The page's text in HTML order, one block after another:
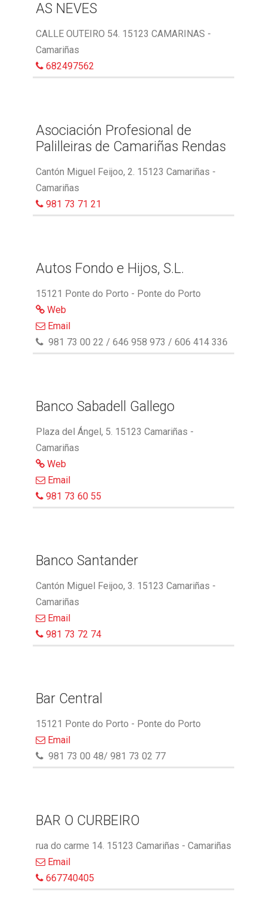
AS NEVES
CALLE OUTEIRO 54. 15123 CAMARINAS -
Camariñas
682497562
Asociación Profesional de
Palilleiras de Camariñas Rendas
Cantón Miguel Feijoo, 2. 15123 Camariñas -
Camariñas
981 73 71 21
Autos Fondo e Hijos, S.L.
15121 Ponte do Porto - Ponte do Porto
Web
Email
981 73 00 22 / 646 958 973 / 606 414 336
Banco Sabadell Gallego
Plaza del Ángel, 5. 15123 Camariñas -
Camariñas
Web
Email
981 73 60 55
Banco Santander
Cantón Miguel Feijoo, 3. 15123 Camariñas -
Camariñas
Email
981 73 72 74
Bar Central
15121 Ponte do Porto - Ponte do Porto
Email
981 73 00 48/ 981 73 02 77
BAR O CURBEIRO
rua do carme 14. 15123 Camariñas - Camariñas
Email
667740405